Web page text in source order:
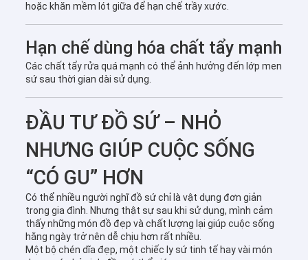
hoặc khăn mềm lót giữa để hạn chế trầy xước.
Hạn chế dùng hóa chất tẩy mạnh
Các chất tẩy rửa quá mạnh có thể ảnh hưởng đến lớp men
sứ sau thời gian dài sử dụng.
ĐẦU TƯ ĐỒ SỨ – NHỎ
NHƯNG GIÚP CUỘC SỐNG
“CÓ GU” HƠN
Có thể nhiều người nghĩ đồ sứ chỉ là vật dụng đơn giản
trong gia đình. Nhưng thật sự sau khi sử dụng, mình cảm
thấy những món đồ đẹp và chất lượng lại giúp cuộc sống
hằng ngày trở nên dễ chịu hơn rất nhiều.
Một bộ chén dĩa đẹp, một chiếc ly sứ tinh tế hay vài món